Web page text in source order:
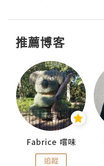
推薦博客
Fabrice 嚐味
追蹤